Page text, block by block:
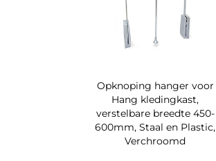
Opknoping hanger voor
Hang kledingkast,
verstelbare breedte 450-
600mm, Staal en Plastic,
Verchroomd